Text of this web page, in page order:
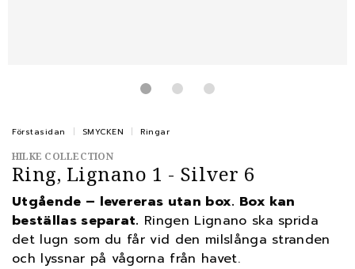
Förstasidan SMYCKEN Ringar
HILKE COLLECTION
Ring, Lignano 1 - Silver 6
Utgående – levereras utan box. Box kan
beställas separat. Ringen Lignano ska sprida
det lugn som du får vid den milslånga stranden
och lyssnar på vågorna från havet.